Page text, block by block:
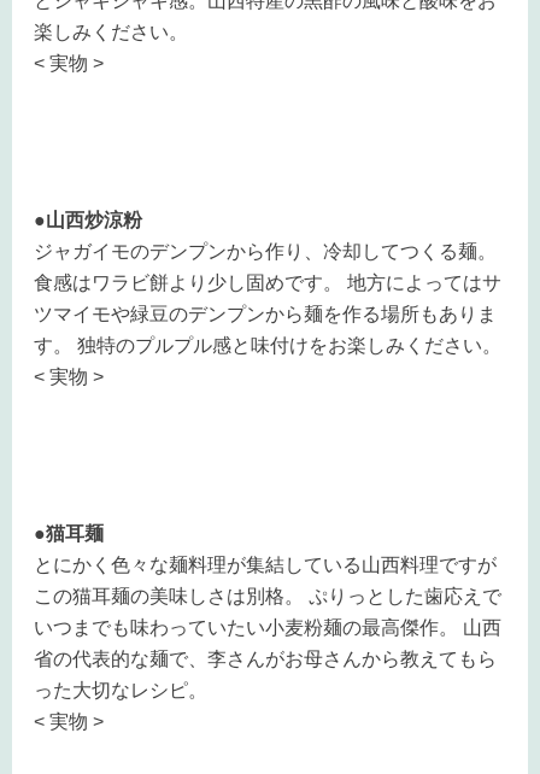
楽しみください。
< 実物 >
●山西炒涼粉
ジャガイモのデンプンから作り、冷却してつくる麺。
食感はワラビ餅より少し固めです。 地方によってはサ
ツマイモや緑豆のデンプンから麺を作る場所もありま
す。 独特のプルプル感と味付けをお楽しみください。
< 実物 >
●猫耳麺
とにかく色々な麺料理が集結している山西料理ですが
この猫耳麺の美味しさは別格。 ぷりっとした歯応えで
いつまでも味わっていたい小麦粉麺の最高傑作。 山西
省の代表的な麺で、李さんがお母さんから教えてもら
った大切なレシピ。
< 実物 >